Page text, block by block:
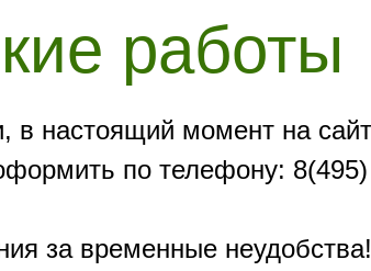
работы
в настоящий момент на
по телефону: 8(495)
за временные неудобства!